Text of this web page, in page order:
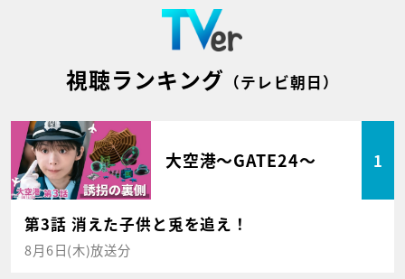
視聴ランキング （テレビ朝日）
大空港～GATE24～ 1
第3話 消えた子供と兎を追え！
8月6日(木)放送分